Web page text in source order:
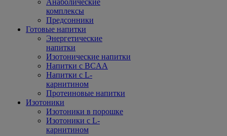
Анаболические
комплексы
Предсонники
Готовые напитки
Энергетические
напитки
Изотонические напитки
Напитки с BCAA
Напитки с L-
карнитином
Протеиновые напитки
Изотоники
Изотоники в порошке
Изотоники с L-
карнитином